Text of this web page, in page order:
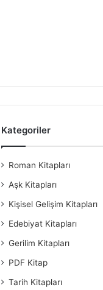
Kategoriler
Roman Kitapları
Aşk Kitapları
Kişisel Gelişim Kitapları
Edebiyat Kitapları
Gerilim Kitapları
PDF Kitap
Tarih Kitapları